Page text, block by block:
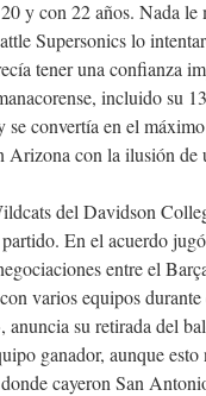
y con 22 años. Nada
Supersonics lo
tener una confianza
incluido su
convertía en el
Arizona con la ilusión de
del Davidson
En el acuerdo
entre el
varios equipos
anuncia su retirada del
ganador, aunque
cayeron San